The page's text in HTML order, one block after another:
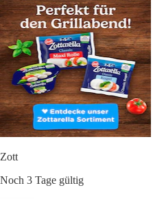
Zott
Noch 3 Tage gültig